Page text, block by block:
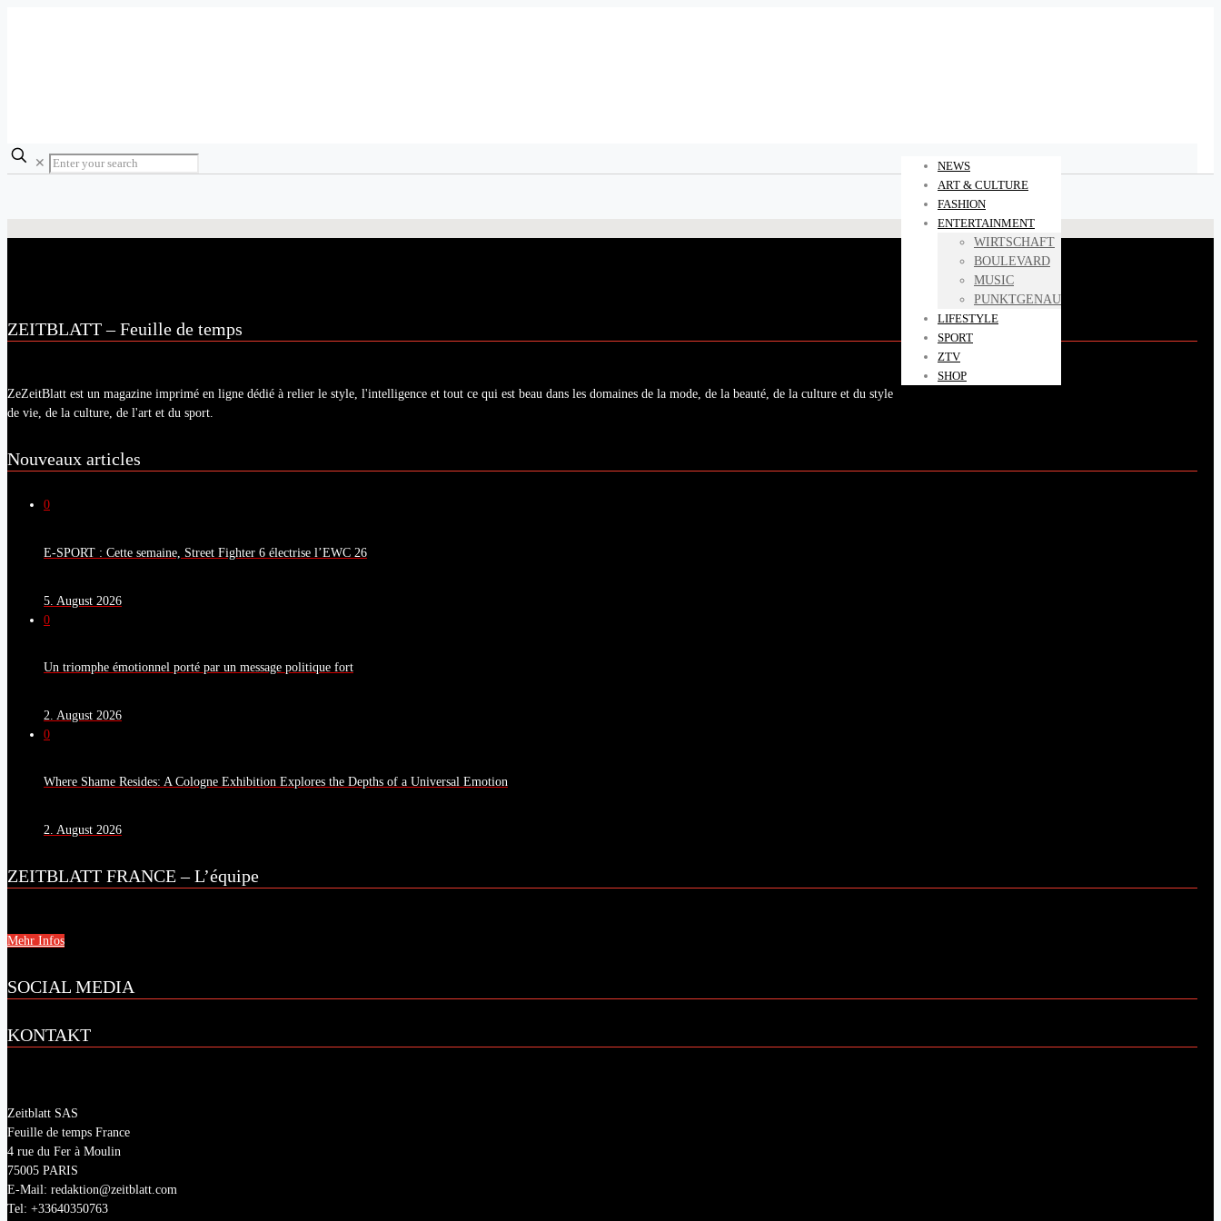
NEWS
ART & CULTURE
FASHION
ENTERTAINMENT
WIRTSCHAFT
BOULEVARD
MUSIC
PUNKTGENAU
LIFESTYLE
SPORT
ZTV
SHOP
✕
ZEITBLATT – Feuille de temps
ZeZeitBlatt est un magazine imprimé en ligne dédié à relier le style, l'intelligence et tout ce qui est beau dans les domaines de la mode, de la beauté, de la culture et du style
de vie, de la culture, de l'art et du sport.
Nouveaux articles
0
E-SPORT : Cette semaine, Street Fighter 6 électrise l’EWC 26
5. August 2026
0
Un triomphe émotionnel porté par un message politique fort
2. August 2026
0
Where Shame Resides: A Cologne Exhibition Explores the Depths of a Universal Emotion
2. August 2026
ZEITBLATT FRANCE – L’équipe
Mehr Infos
SOCIAL MEDIA
KONTAKT
Zeitblatt SAS
Feuille de temps France
4 rue du Fer à Moulin
75005 PARIS
E-Mail: redaktion@zeitblatt.com
Tel: +33640350763